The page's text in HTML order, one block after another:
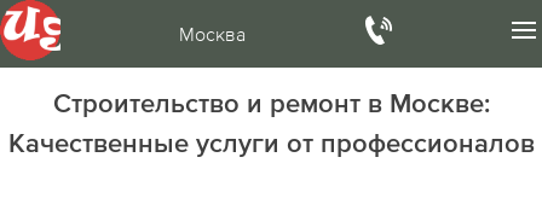
Москва
Строительство и ремонт в Москве:
Качественные услуги от профессионалов